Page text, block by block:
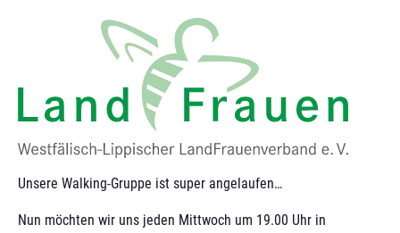
Unsere Walking-Gruppe ist super angelaufen…
Nun möchten wir uns jeden Mittwoch um 19.00 Uhr in